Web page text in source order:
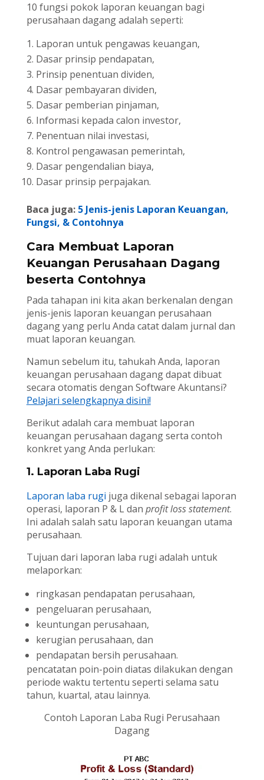
10 fungsi pokok laporan keuangan bagi
perusahaan dagang adalah seperti:
Laporan untuk pengawas keuangan,
Dasar prinsip pendapatan,
Prinsip penentuan dividen,
Dasar pembayaran dividen,
Dasar pemberian pinjaman,
Informasi kepada calon investor,
Penentuan nilai investasi,
Kontrol pengawasan pemerintah,
Dasar pengendalian biaya,
Dasar prinsip perpajakan.
Baca juga: 5 Jenis-jenis Laporan Keuangan,
Fungsi, & Contohnya
Cara Membuat Laporan
Keuangan Perusahaan Dagang
beserta Contohnya
Pada tahapan ini kita akan berkenalan dengan
jenis-jenis laporan keuangan perusahaan
dagang yang perlu Anda catat dalam jurnal dan
muat laporan keuangan.
Namun sebelum itu, tahukah Anda, laporan
keuangan perusahaan dagang dapat dibuat
secara otomatis dengan Software Akuntansi?
Pelajari selengkapnya disini!
Berikut adalah cara membuat laporan
keuangan perusahaan dagang serta contoh
konkret yang Anda perlukan:
1. Laporan Laba Rugi
Laporan laba rugi juga dikenal sebagai laporan
operasi, laporan P & L dan profit loss statement.
Ini adalah salah satu laporan keuangan utama
perusahaan.
Tujuan dari laporan laba rugi adalah untuk
melaporkan:
ringkasan pendapatan perusahaan,
pengeluaran perusahaan,
keuntungan perusahaan,
kerugian perusahaan, dan
pendapatan bersih perusahaan.
pencatatan poin-poin diatas dilakukan dengan
periode waktu tertentu seperti selama satu
tahun, kuartal, atau lainnya.
Contoh Laporan Laba Rugi Perusahaan
Dagang